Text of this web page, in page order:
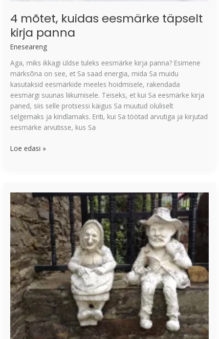
4 mõtet, kuidas eesmärke täpselt
kirja panna
Eneseareng
Aga, miks ikkagi üldse tuleks eesmärke kirja panna? Esimene
märksõna on see, et Sa saad energia, mida Sa muidu
kasutaksid eesmärkide meeles hoidmisele, rakendada
eesmärgi suunas liikumisele. Teiseks, et kui Sa eesmärke kirja
paned, siis selle protsessi käigus Sa muutud oluliselt
selgemaks ja kindlamaks. Eriti, kui Sa töötad arvutiga ja kirjutad
eesmärke arvutisse, kus Sa
Loe edasi »
mõtet
eesmärkidest